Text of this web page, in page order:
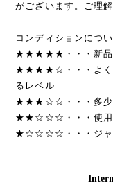
がございます。ご理
コンディションにつ
★★★★★・・・新品
★★★★☆・・・よく見
るレベル
★★★☆☆・・・多少
★★☆☆☆・・・使用に
★☆☆☆☆・・・ジャ